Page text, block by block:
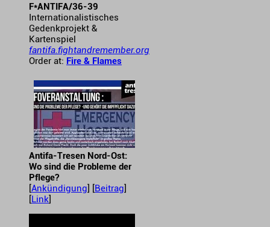
F*ANTIFA/36-39
Internationalistisches
Gedenkprojekt &
Kartenspiel
fantifa.fightandremember.org
Order at: Fire & Flames
Antifa-Tresen Nord-Ost:
Wo sind die Probleme der
Pflege?
[Ankündigung] [Beitrag]
[Link]